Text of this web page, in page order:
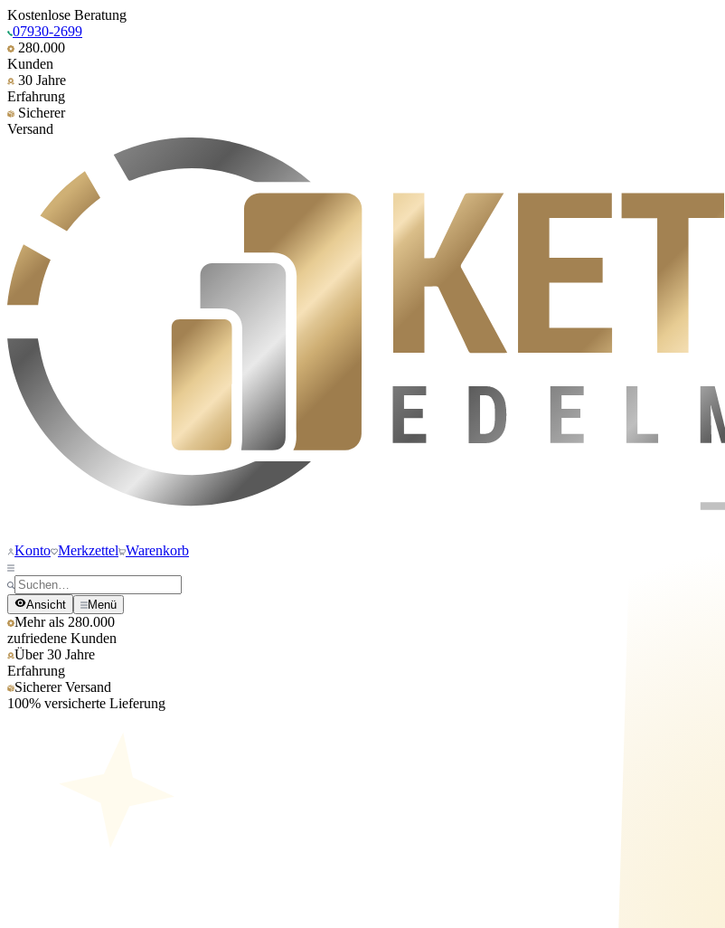
Kostenlose Beratung
07930-2699
280.000
Kunden
30 Jahre
Erfahrung
Sicherer
Versand
Konto Merkzettel Warenkorb
Ansicht Menü
Mehr als 280.000
zufriedene Kunden
Über 30 Jahre
Erfahrung
Sicherer Versand
100% versicherte Lieferung